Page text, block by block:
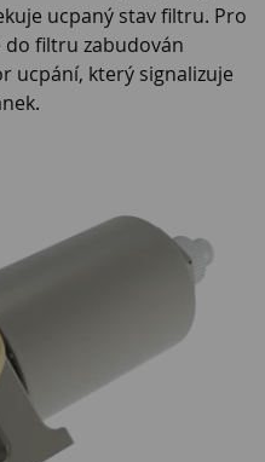
ucpaný stav filtru. Pro
do filtru zabudován
ucpání, který signalizuje